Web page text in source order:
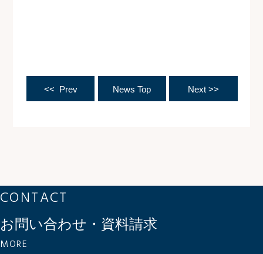
<< Prev News Top Next >>
CONTACT
お問い合わせ・資料請求
MORE